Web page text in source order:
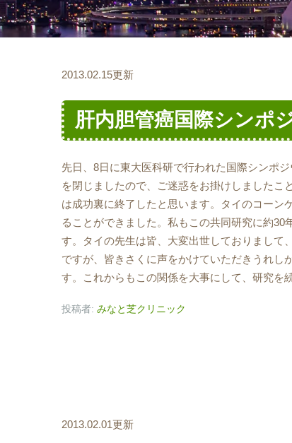
2013.02.15更新
肝内胆管癌国際シンポ
先日、8日に東大医科研で行われた国際シンポ
を閉じましたので、ご迷惑をお掛けしましたこ
は成功裏に終了したと思います。タイのコーン
ることができました。私もこの共同研究に約
す。タイの先生は皆、大変出世しておりまして
ですが、皆きさくに声をかけていただきうれし
す。これからもこの関係を大事にして、研究を
投稿者: みなと芝クリニック
2013.02.01更新